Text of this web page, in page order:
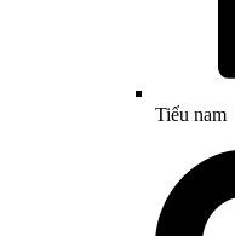
Tiểu nam